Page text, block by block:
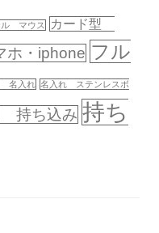
ル マウス カード型
ホ・iphone フル
名入れ 名入れ ステンレスボ
持ち込み 持ち